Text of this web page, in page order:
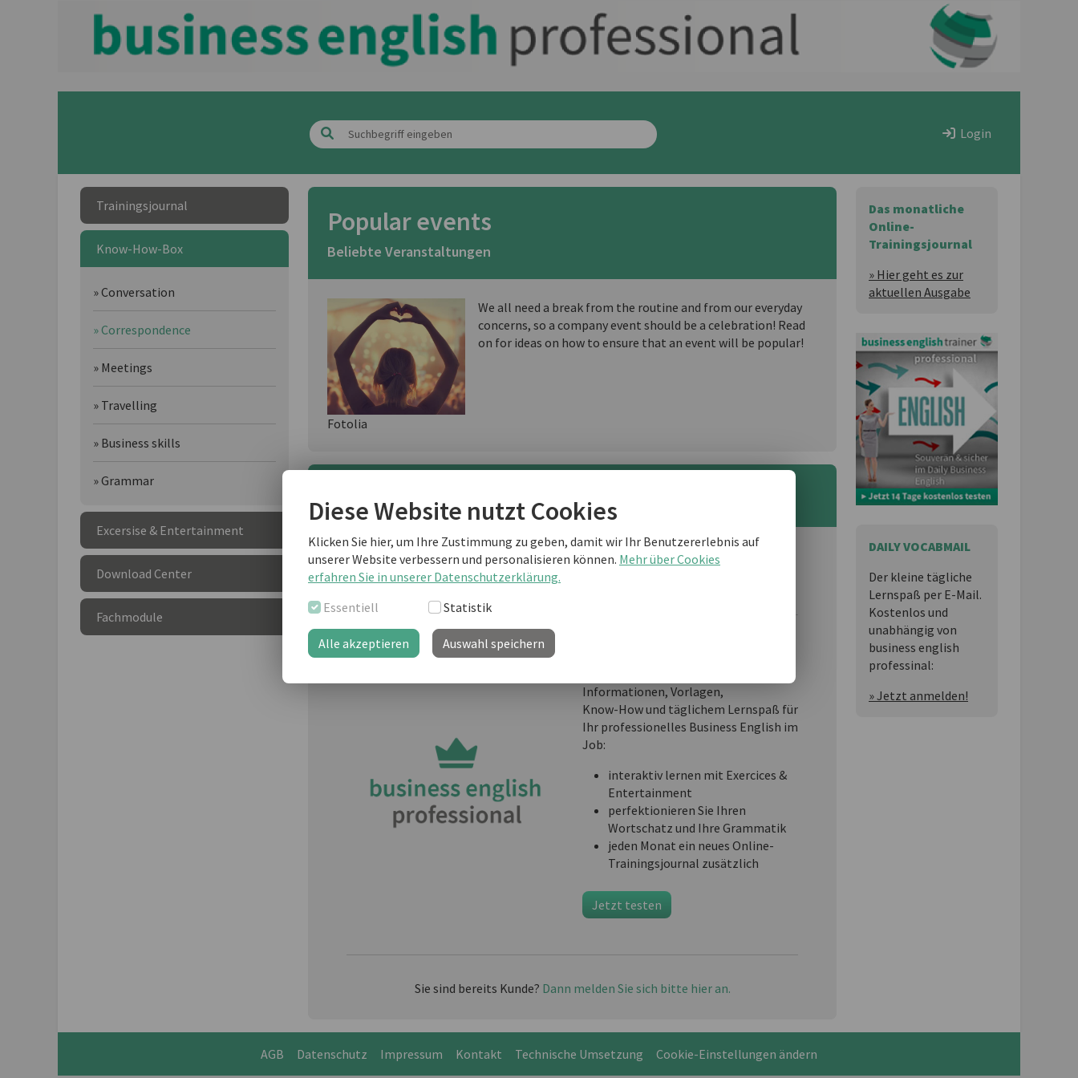
Diese Website nutzt Cookies
Klicken Sie hier, um Ihre Zustimmung zu geben, damit wir Ihr Benutzererlebnis auf
unserer Website verbessern und personalisieren können. Mehr über Cookies
erfahren Sie in unserer Datenschutzerklärung.
Essentiell
Statistik
Alle akzeptieren Auswahl speichern
Login
Trainingsjournal
Know-How-Box
» Conversation
» Correspondence
» Meetings
» Travelling
» Business skills
» Grammar
Excersise & Entertainment
Download Center
Fachmodule
Das monatliche
Online-
Trainingsjournal
» Hier geht es zur
aktuellen Ausgabe
DAILY VOCABMAIL
Der kleine tägliche
Lernspaß per E-Mail.
Kostenlos und
unabhängig von
business english
professinal:
» Jetzt anmelden!
Popular events
Beliebte Veranstaltungen
Fotolia
We all need a break from the routine and from our everyday
concerns, so a company event should be a celebration! Read
on for ideas on how to ensure that an event will be popular!
Weiterlesen als business english Kunde
Sie sind noch kein "business english professional"-Kunde und möchten
weiterlesen?
Informationen, Vorlagen,
Know-How und täglichem Lernspaß für
Ihr professionelles Business English im
Job:
interaktiv lernen mit Exercices &
Entertainment
perfektionieren Sie Ihren
Wortschatz und Ihre Grammatik
jeden Monat ein neues Online-
Trainingsjournal zusätzlich
Jetzt testen
Sie sind bereits Kunde? Dann melden Sie sich bitte hier an.
AGB Datenschutz Impressum Kontakt Technische Umsetzung Cookie-Einstellungen ändern